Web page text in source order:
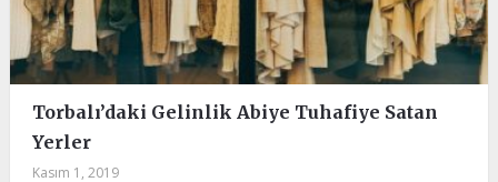
Torbalı’daki Gelinlik Abiye Tuhafiye Satan
Yerler
Kasım 1, 2019